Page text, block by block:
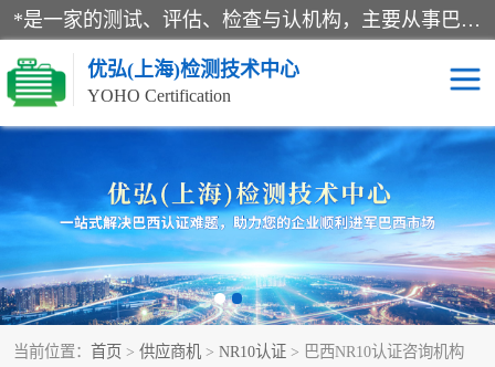
*是一家的测试、评估、检查与认机构，主要从事巴西NR10认证、NR12认证、NR13认证；ANATEL认证、INMTRO认证，欧盟CE认证：MD认证，PED认证，MID认证，ATEX认证，德国蓝色天使认证。
优弘(上海)检测技术中心
YOHO Certification
当前位置： 首页 > 供应商机 > NR10认证 > 巴西NR10认证咨询机构
RECYCLASS认证 NR10认证
NR12认证 NR13认证
ART认证 巴西NR认证
巴西认证 RETIE认证